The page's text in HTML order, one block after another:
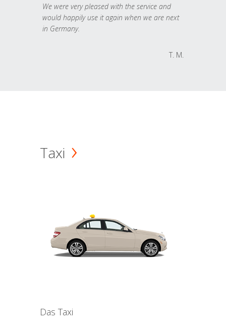
We were very pleased with the service and
would happily use it again when we are next
in Germany.
T. M.
Taxi
Das Taxi